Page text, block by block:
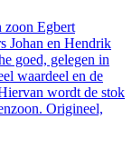
zoon Egbert
Johan en Hendrik
goed, gelegen in
waardeel en de
wordt de stok
Origineel,